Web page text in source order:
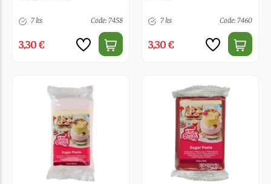
7 ks Code: 7458
3,30 €
7 ks Code: 7460
3,30 €